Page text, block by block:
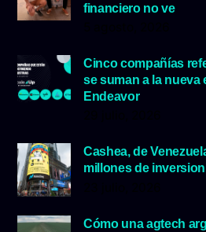
financiero no ve
Cinco compañías
se suman a la nueva
Endeavor
Cashea, de
millones de
Cómo una agtech